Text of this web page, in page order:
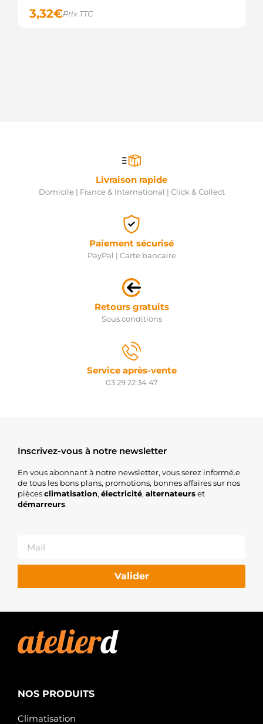
3,32€Prix TTC
Livraison rapide
Domicile | France & International | Click & Collect
Paiement sécurisé
PayPal | Carte bancaire
Retours gratuits
Sous conditions
Service après-vente
03 29 22 34 47
Inscrivez-vous à notre newsletter
En vous abonnant à notre newsletter, vous serez informé.e
de tous les bons plans, promotions, bonnes affaires sur nos
piècesclimatisation, électricité, alternateurset
démarreurs.
Valider
NOS PRODUITS
Climatisation